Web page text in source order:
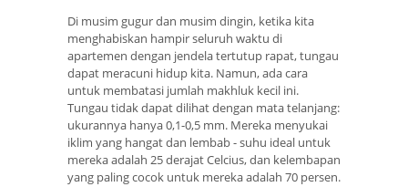
Di musim gugur dan musim dingin, ketika kita
menghabiskan hampir seluruh waktu di
apartemen dengan jendela tertutup rapat, tungau
dapat meracuni hidup kita. Namun, ada cara
untuk membatasi jumlah makhluk kecil ini.
Tungau tidak dapat dilihat dengan mata telanjang:
ukurannya hanya 0,1-0,5 mm. Mereka menyukai
iklim yang hangat dan lembab - suhu ideal untuk
mereka adalah 25 derajat Celcius, dan kelembapan
yang paling cocok untuk mereka adalah 70 persen.